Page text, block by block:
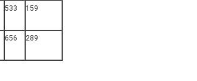
533 159
656 289